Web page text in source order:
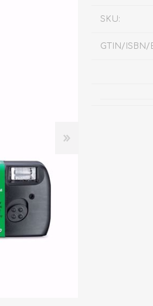
SKU:
GTIN/ISBN/